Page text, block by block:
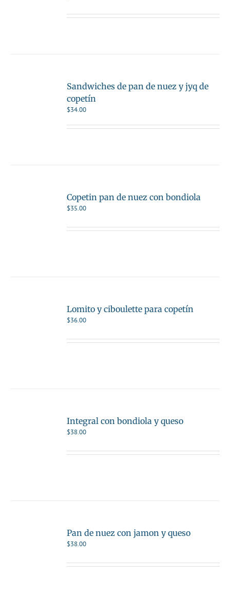
Sandwiches de pan de nuez y jyq de
copetín
$34.00
Copetin pan de nuez con bondiola
$35.00
Lomito y ciboulette para copetín
$36.00
Integral con bondiola y queso
$38.00
Pan de nuez con jamon y queso
$38.00